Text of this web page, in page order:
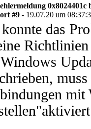
0x8024401c
#9 - 19.07.20 um
das
mit